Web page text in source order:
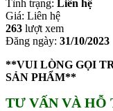
Tình trạng: Liên hệ
Giá: Liên hệ
263 lượt xem
Đăng ngày: 31/10/2023
**VUI LÒNG GỌI
SẢN PHẨM**
TƯ VẤN VÀ HỖ